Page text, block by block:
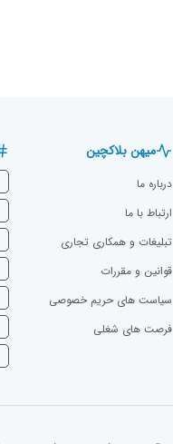
میهن بلاکچین
درباره ما
ارتباط با ما
تبلیغات و همکاری تجاری
قوانین و مقررات
سیاست های حریم خصوصی
فرصت های شغلی